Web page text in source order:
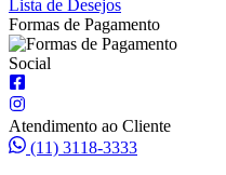
Lista de Desejos
Formas de Pagamento
Social
Atendimento ao Cliente
(11) 3118-3333